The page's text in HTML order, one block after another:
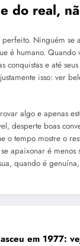
do real,
Ninguém se
é humano. Quando
conquistas e até
isso: ver
algo e apenas
desperte boas
o tempo mostre o
apaixonar é menos
quando é
em 1977: